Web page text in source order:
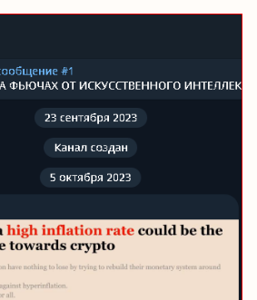
ресурса